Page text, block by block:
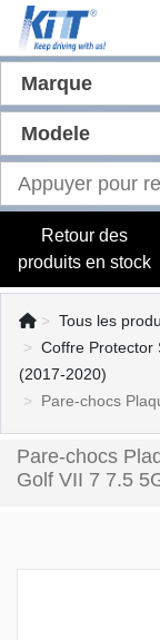
Marque
Modele
Retour des
produits en stock
Tous les
Coffre Protector
(2017-2020)
Pare-chocs
Pare-chocs
Golf VII 7 7.5